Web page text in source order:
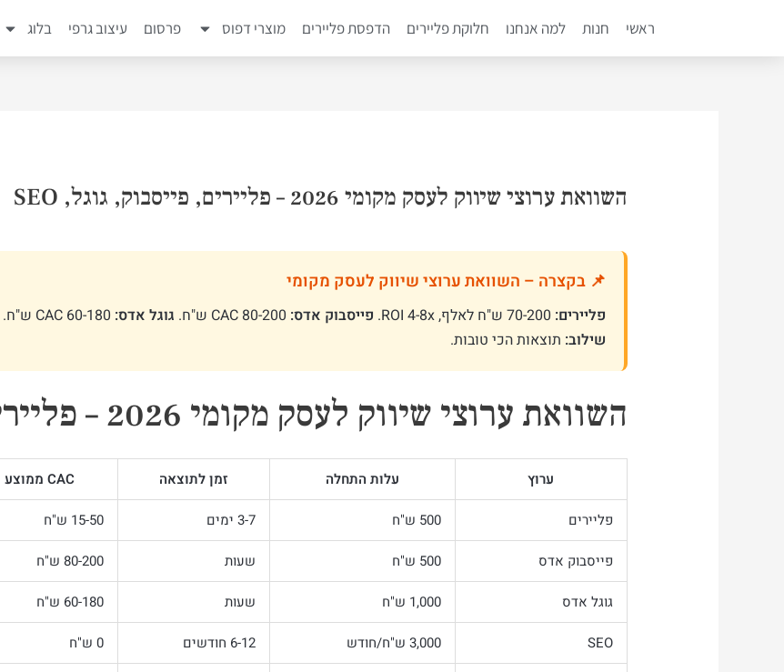
ראשי חנות למה אנחנו חלוקת פליירים הדפסת פליירים מוצרי דפוס פרסום עיצוב גרפי בלוג
השוואת ערוצי שיווק לעסק מקומי 2026 – פליירים, פייסבוק, גוגל, SEO
📌 בקצרה – השוואת ערוצי שיווק לעסק מקומי
פליירים: פייסבוק אדס: גוגל אדס:
שילוב: תוצאות הכי טובות.
השוואת ערוצי שיווק לעסק מקומי 2026 – פליירים מול דיגיטל
ערוץ עלות התחלה זמן לתוצאה CAC ממוצע
פליירים 500 ש"ח 3-7 ימים 15-50 ש"ח
פייסבוק אדס 500 ש"ח שעות 80-200 ש"ח
גוגל אדס 1,000 ש"ח שעות 60-180 ש"ח
SEO 3,000 ש"ח/חודש 6-12 חודשים 0 ש"ח